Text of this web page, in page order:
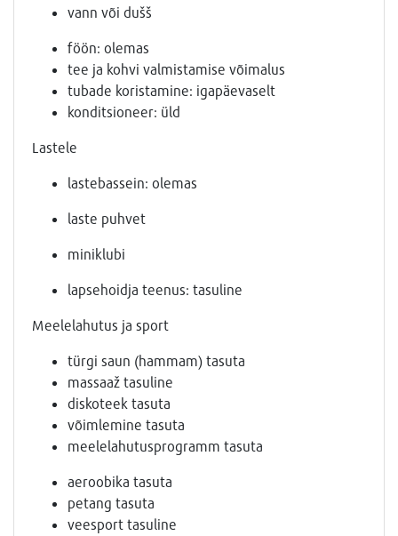
vann või dušš
föön: olemas
tee ja kohvi valmistamise võimalus
tubade koristamine: igapäevaselt
konditsioneer: üld
Lastele
lastebassein: olemas
laste puhvet
miniklubi
lapsehoidja teenus: tasuline
Meelelahutus ja sport
türgi saun (hammam) tasuta
massaaž tasuline
diskoteek tasuta
võimlemine tasuta
meelelahutusprogramm tasuta
aeroobika tasuta
petang tasuta
veesport tasuline